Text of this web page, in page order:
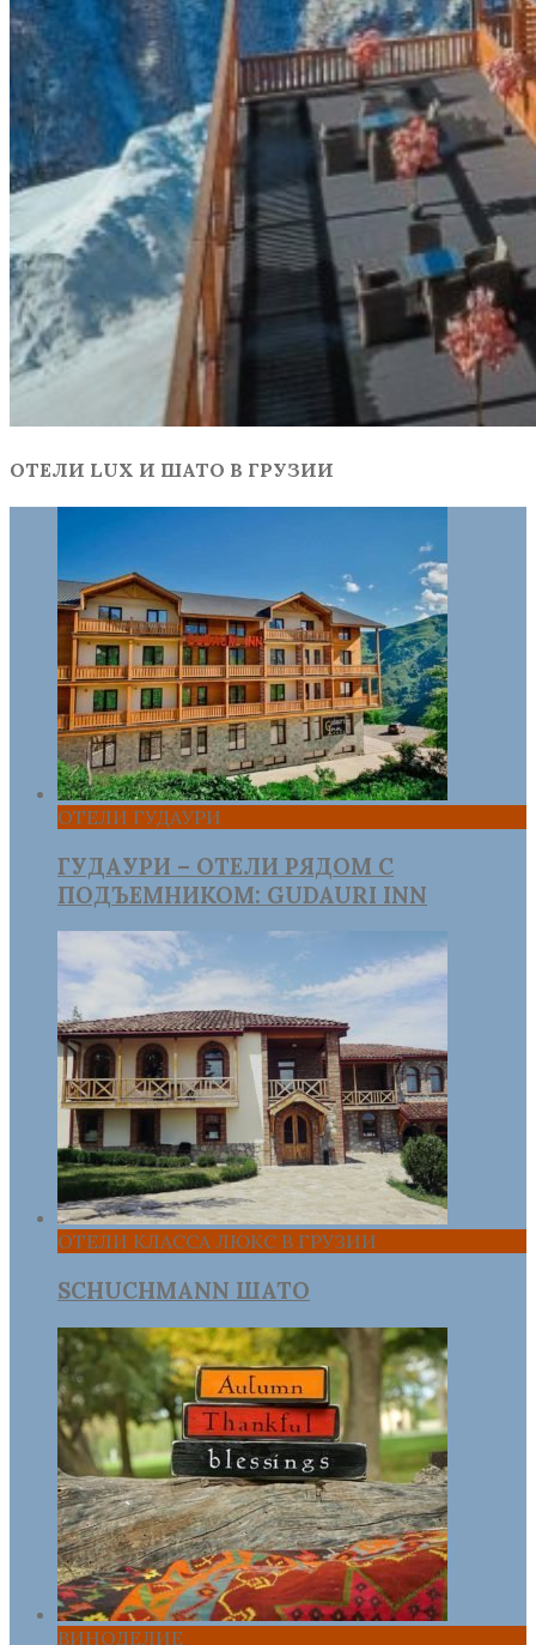
ОТЕЛИ LUX И ШАТО В ГРУЗИИ
ОТЕЛИ ГУДАУРИ
ГУДАУРИ – ОТЕЛИ РЯДОМ С
ПОДЪЕМНИКОМ: GUDAURI INN
ОТЕЛИ КЛАССА ЛЮКС В ГРУЗИИ
SCHUCHMANN ШАТО
ВИНОДЕЛИЕ